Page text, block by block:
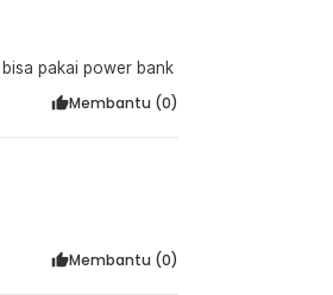
pakai power bank
Membantu (0)
Membantu (0)